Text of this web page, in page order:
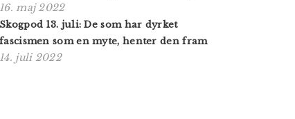
16. maj 2022
Skogpod 13. juli: De som har dyrket
fascismen som en myte, henter den fram
14. juli 2022